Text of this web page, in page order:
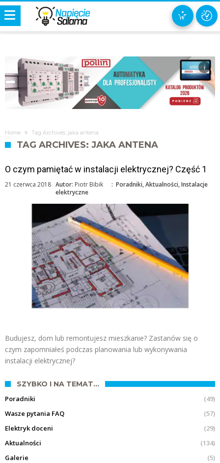
i
Home Tag Archives: jaka antena
TAG ARCHIVES: JAKA ANTENA
O czym pamiętać w instalacji elektrycznej? Część 1
Autor: Piotr Bibik
21 czerwca 2018 : Poradniki,Aktualności,Instalacje
elektryczne
Budujesz, dom lub remontujesz mieszkanie? Zastanów się o
czym zapomniałeś podczas planowania lub wykonywania
instalacji elektrycznej?
SZYBKO I NA TEMAT…
Poradniki
(49)
Wasze pytania FAQ
(57)
Elektryk doceni
(29)
Aktualności
(134)
Galerie
(5)